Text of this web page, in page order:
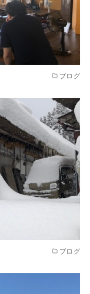
ブログ
ブログ